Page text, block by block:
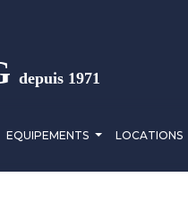
depuis 1971
EQUIPEMENTS LOCATIONS